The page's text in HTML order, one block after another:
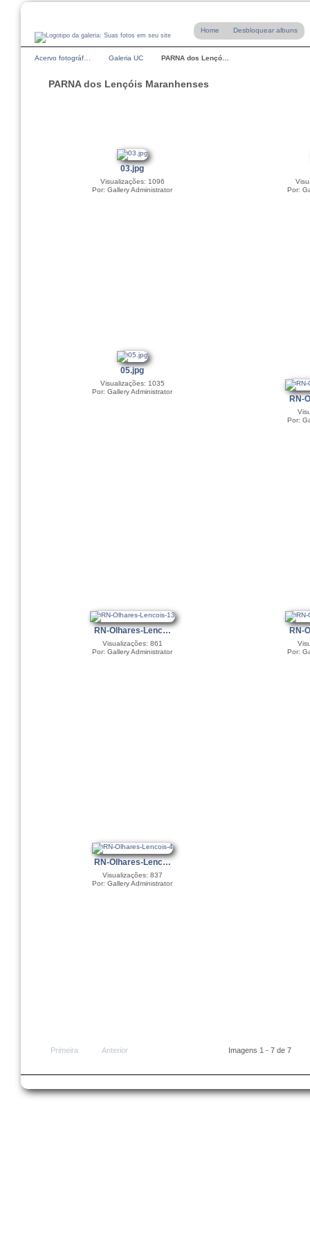
Home Desbloquear albuns
Acervo fotográf… Galeria UC PARNA dos Lençó…
PARNA dos Lençóis Maranhenses
03.jpg
Visualizações: 1096
Por: Gallery Administrator
Por:
05.jpg
Visualizações: 1035
Por: Gallery Administrator
RN-
Por:
RN-Olhares-Lenc…
Visualizações: 861
Por: Gallery Administrator
RN-
Por:
RN-Olhares-Lenc…
Visualizações: 837
Por: Gallery Administrator
Primeira Anterior Imagens 1 - 7 de 7